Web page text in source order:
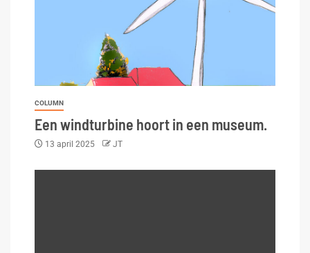
COLUMN
Een windturbine hoort in een museum.
13 april 2025 JT